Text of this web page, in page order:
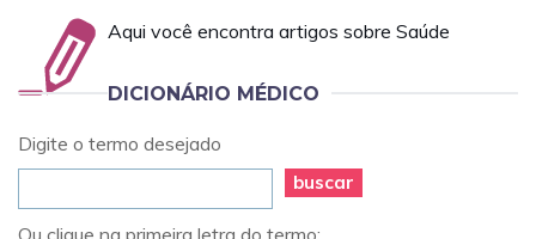
Aqui você encontra artigos sobre Saúde
DICIONÁRIO MÉDICO
Digite o termo desejado
buscar
Ou clique na primeira letra do termo: